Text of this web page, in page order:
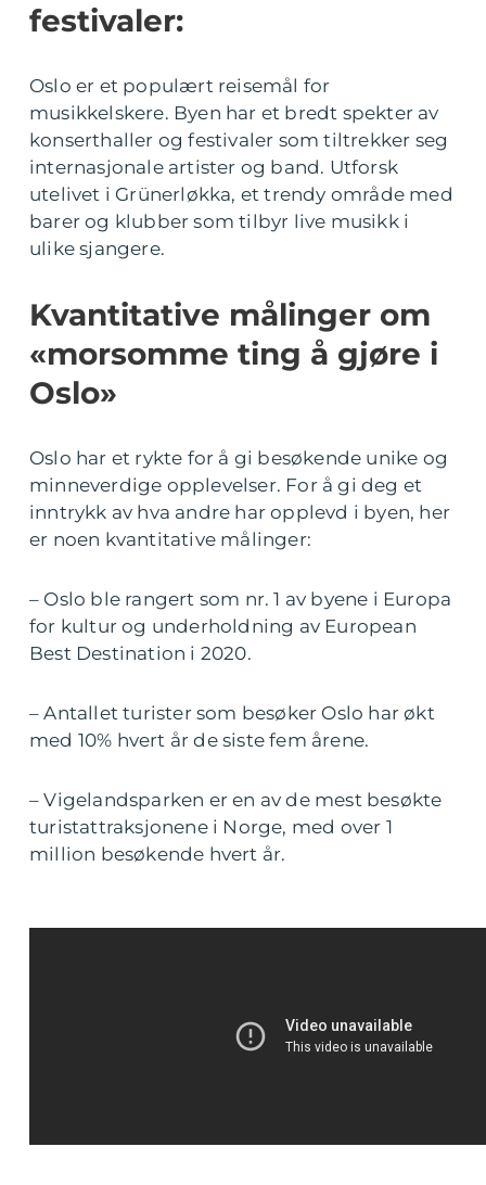
festivaler:
Oslo er et populært reisemål for
musikkelskere. Byen har et bredt spekter av
konserthaller og festivaler som tiltrekker seg
internasjonale artister og band. Utforsk
utelivet i Grünerløkka, et trendy område med
barer og klubber som tilbyr live musikk i
ulike sjangere.
Kvantitative målinger om
«morsomme ting å gjøre i
Oslo»
Oslo har et rykte for å gi besøkende unike og
minneverdige opplevelser. For å gi deg et
inntrykk av hva andre har opplevd i byen, her
er noen kvantitative målinger:
– Oslo ble rangert som nr. 1 av byene i Europa
for kultur og underholdning av European
Best Destination i 2020.
– Antallet turister som besøker Oslo har økt
med 10% hvert år de siste fem årene.
– Vigelandsparken er en av de mest besøkte
turistattraksjonene i Norge, med over 1
million besøkende hvert år.